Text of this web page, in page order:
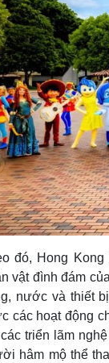
đó, Hong Kong
vật đình đám
nước và thiết
các hoạt động
triển lãm
hâm mộ thể